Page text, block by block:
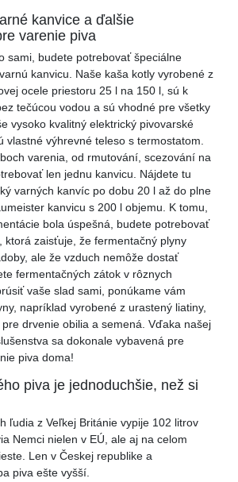
kanvice a ďalšie
varenie piva
sami, budete potrebovať špeciálne
kanvicu. Naše kaša kotly vyrobené z
ocele priestoru 25 l na 150 l, sú k
tečúcou vodou a sú vhodné pre všetky
vysoko kvalitný elektrický pivovarské
vlastné výhrevné teleso s termostatom.
varenia, od rmutování, scezování na
len jednu kanvicu. Nájdete tu
varných kanvíc po dobu 20 l až do plne
kanvicu s 200 l objemu. K tomu,
bola úspešná, budete potrebovať
ktorá zaisťuje, že fermentačný plyny
ale že vzduch nemôže dostať
fermentačných zátok v rôznych
vaše slad sami, ponúkame vám
napríklad vyrobené z urastený liatiny,
drvenie obilia a semená. Vďaka našej
sa dokonale vybavená pre
piva doma!
piva je jednoduchšie, než si
ľudia z Veľkej Británie vypije 102 litrov
Nemci nielen v EÚ, ale aj na celom
Len v Českej republike a
piva ešte vyšší.